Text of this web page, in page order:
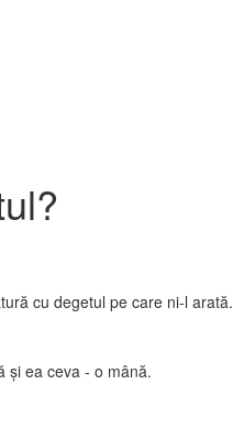
cu degetul pe care ni-l arată.
şi ea ceva - o mână.